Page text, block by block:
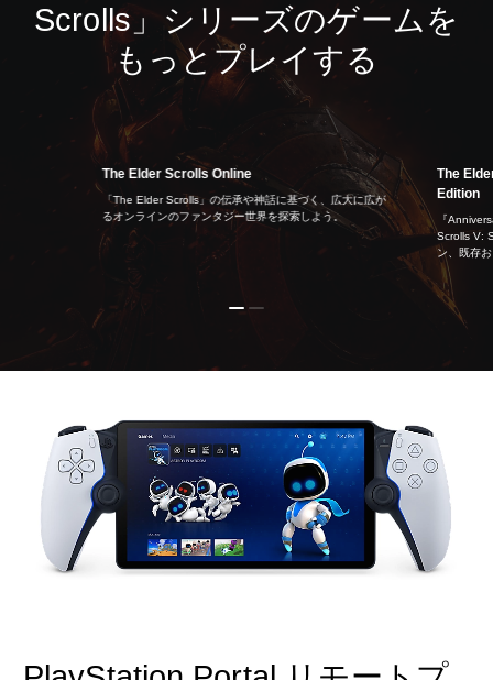
Scrolls」シリーズのゲームを
もっとプレイする
The Elder Scrolls Online
「The Elder Scrolls」の伝承や神話に基づく、広大に広が
るオンラインのファンタジー世界を探索しよう。
The
Edition
『
Scrolls V:
ン、既存